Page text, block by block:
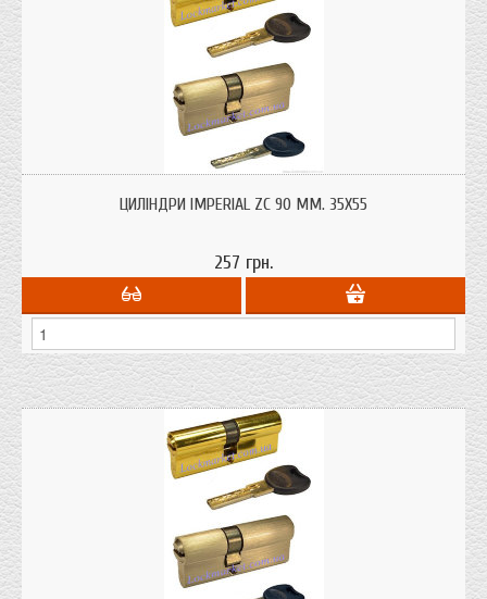
китайських металевих дверей.ЦИЛІНДРИ IMPERIAL ZC 90 ММ. 35Х55
257 грн.